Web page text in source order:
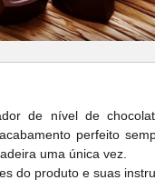
de nível de
perfeito
uma única vez.
do produto e suas